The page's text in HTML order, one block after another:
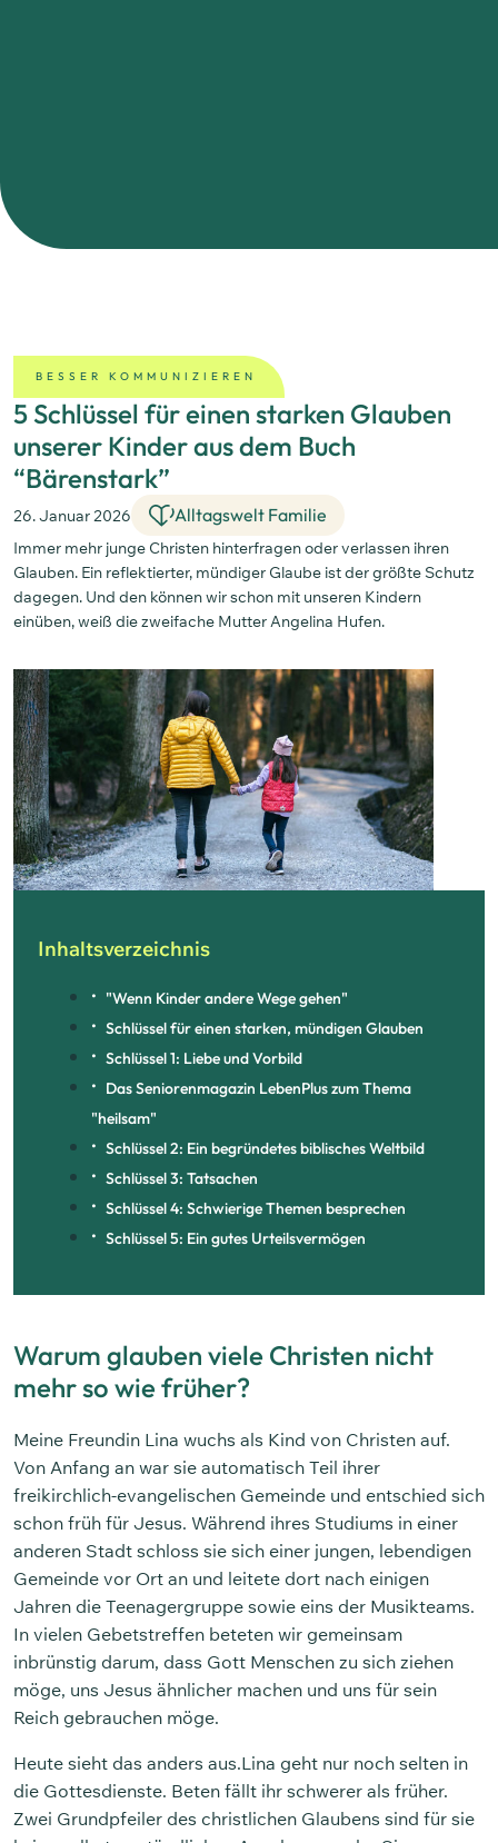
BESSER KOMMUNIZIEREN
5 Schlüssel für einen starken Glauben
unserer Kinder aus dem Buch
“Bärenstark”
26. Januar 2026 Alltagswelt Familie
Immer mehr junge Christen hinterfragen oder verlassen ihren
Glauben. Ein reflektierter, mündiger Glaube ist der größte Schutz
dagegen. Und den können wir schon mit unseren Kindern
einüben, weiß die zweifache Mutter Angelina Hufen.
Inhaltsverzeichnis
"Wenn Kinder andere Wege gehen"
Schlüssel für einen starken, mündigen Glauben
Schlüssel 1: Liebe und Vorbild
Das Seniorenmagazin LebenPlus zum Thema
"heilsam"
Schlüssel 2: Ein begründetes biblisches Weltbild
Schlüssel 3: Tatsachen
Schlüssel 4: Schwierige Themen besprechen
Schlüssel 5: Ein gutes Urteilsvermögen
Warum glauben viele Christen nicht
mehr so wie früher?
Meine Freundin Lina wuchs als Kind von Christen auf.
Von Anfang an war sie automatisch Teil ihrer
freikirchlich-evangelischen Gemeinde und entschied sich
schon früh für Jesus. Während ihres Studiums in einer
anderen Stadt schloss sie sich einer jungen, lebendigen
Gemeinde vor Ort an und leitete dort nach einigen
Jahren die Teenagergruppe sowie eins der Musikteams.
In vielen Gebetstreffen beteten wir gemeinsam
inbrünstig darum, dass Gott Menschen zu sich ziehen
möge, uns Jesus ähnlicher machen und uns für sein
Reich gebrauchen möge.
Heute sieht das anders aus.Lina geht nur noch selten in
die Gottesdienste. Beten fällt ihr schwerer als früher.
Zwei Grundpfeiler des christlichen Glaubens sind für sie